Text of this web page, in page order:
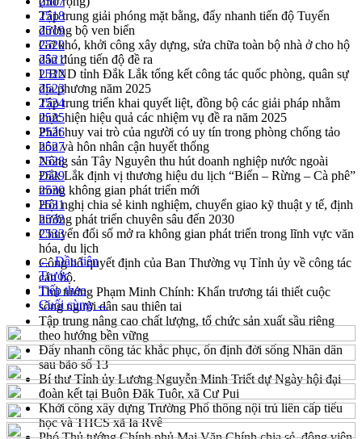
Tập trung giải phóng mặt bằng, đẩy nhanh tiến độ Tuyến
đường bộ ven biển
Gỡ khó, khởi công xây dựng, sửa chữa toàn bộ nhà ở cho hộ
dân đúng tiến độ đề ra
UBND tỉnh Đắk Lắk tổng kết công tác quốc phòng, quân sự
địa phương năm 2025
Tập trung triển khai quyết liệt, đồng bộ các giải pháp nhằm
thực hiện hiệu quả các nhiệm vụ đề ra năm 2025
Phát huy vai trò của người có uy tín trong phòng chống tảo
hôn và hôn nhân cận huyết thống
Nông sản Tây Nguyên thu hút doanh nghiệp nước ngoài
Đắk Lắk định vị thương hiệu du lịch “Biển – Rừng – Cà phê”
trong không gian phát triển mới
Hội nghị chia sẻ kinh nghiệm, chuyển giao kỹ thuật y tế, định
hướng phát triển chuyên sâu đến 2030
Chuyển đổi số mở ra không gian phát triển trong lĩnh vực văn
hóa, du lịch
Công bố quyết định của Ban Thường vụ Tỉnh ủy về công tác
cán bộ.
Thủ tướng Phạm Minh Chính: Khẩn trương tái thiết cuộc
sống người dân sau thiên tai
Tập trung nâng cao chất lượng, tổ chức sản xuất sầu riêng
theo hướng bền vững
Đẩy nhanh công tác khắc phục, ổn định đời sống Nhân dân
sau bão số 13
Bí thư Tỉnh ủy Lương Nguyễn Minh Triết dự Ngày hội đại
đoàn kết tại Buôn Đăk Tuôr, xã Cư Pui
Khởi công xây dựng Trường Phổ thông nội trú liên cấp tiểu
học và THCS xã Ia Rvê
2518
2519
2520
2521
2522
2523
2524
2525
2526
2527
2528
2529
2530
2531
2532
2533
← Đầu tiên
Trước
Tiếp theo
Cuối cùng →